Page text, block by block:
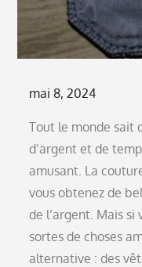
Posted
mai 8, 2024
Tout le monde sait
d’argent et de
amusant. La
vous obtenez de
de l’argent. Mais
sortes de choses
alternative : des